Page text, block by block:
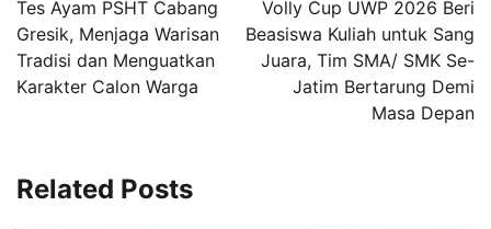
Tes Ayam PSHT Cabang
Gresik, Menjaga Warisan
Tradisi dan Menguatkan
Karakter Calon Warga
Volly Cup UWP 2026 Beri
Beasiswa Kuliah untuk Sang
Juara, Tim SMA/ SMK Se-
Jatim Bertarung Demi
Masa Depan
Related Posts